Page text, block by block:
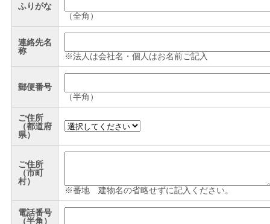
ふりがな
（全角）
連絡先名
称
※法人は会社名・個人はお名前ご記入
郵便番号
（半角）
ご住所
（都道府
県）
ご住所
（市町
村）
※番地 建物名の省略せずに記入ください。
電話番号
（半角）